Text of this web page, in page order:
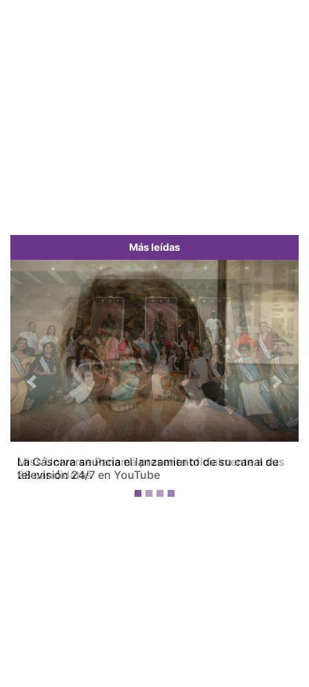
Más leídas
Miss Universe Panamá presenta oficialmente a sus
28 candidatas
Previous Next